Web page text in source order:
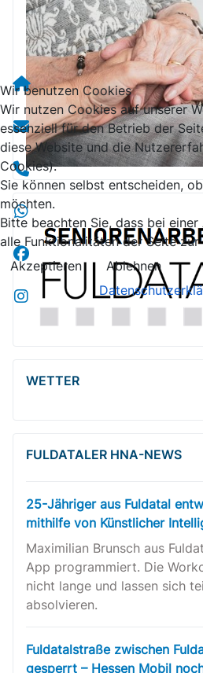
WETTER
FULDATALER HNA-NEWS
25-Jähriger aus Fuldatal
mithilfe von Künstlicher
Maximilian Brunsch aus
App programmiert. Die
nicht lange und lassen sich
absolvieren.
Fuldatalstraße zwischen
gesperrt – Hessen Mobil
Wir benutzen Cookies
Wir nutzen Cookies auf unserer
essenziell für den Betrieb der
diese Website und die
Cookies).
Sie können selbst entscheiden,
möchten.
Bitte beachten Sie, dass bei
alle Funktionalitäten der Seite
Akzeptieren
Ablehnen